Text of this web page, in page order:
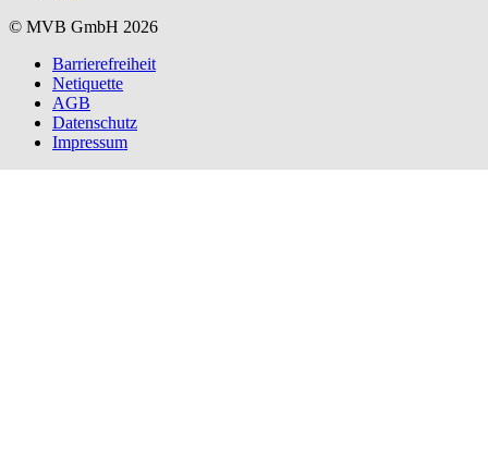
© MVB GmbH 2026
Barrierefreiheit
Netiquette
AGB
Datenschutz
Impressum